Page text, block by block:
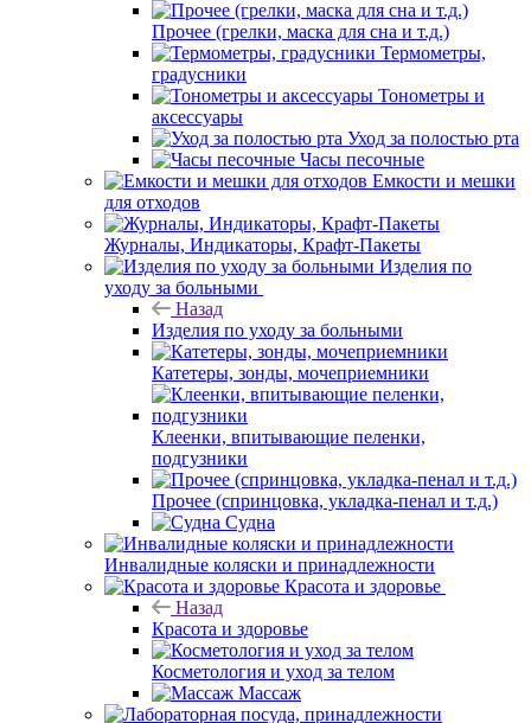
Прочее (грелки, маска для сна и т.д.)
Термометры,
градусники
Тонометры и
аксессуары
Уход за полостью рта
Часы песочные
Емкости и мешки
для отходов
Журналы, Индикаторы, Крафт-Пакеты
Изделия по
уходу за больными
Назад
Изделия по уходу за больными
Катетеры, зонды, мочеприемники
Клеенки, впитывающие пеленки,
подгузники
Прочее (спринцовка, укладка-пенал и т.д.)
Судна
Инвалидные коляски и принадлежности
Красота и здоровье
Назад
Красота и здоровье
Косметология и уход за телом
Массаж